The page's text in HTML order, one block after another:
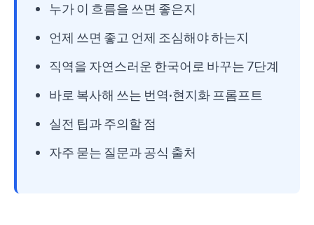
누가 이 흐름을 쓰면 좋은지
언제 쓰면 좋고 언제 조심해야 하는지
직역을 자연스러운 한국어로 바꾸는 7단계
바로 복사해 쓰는 번역·현지화 프롬프트
실전 팁과 주의할 점
자주 묻는 질문과 공식 출처